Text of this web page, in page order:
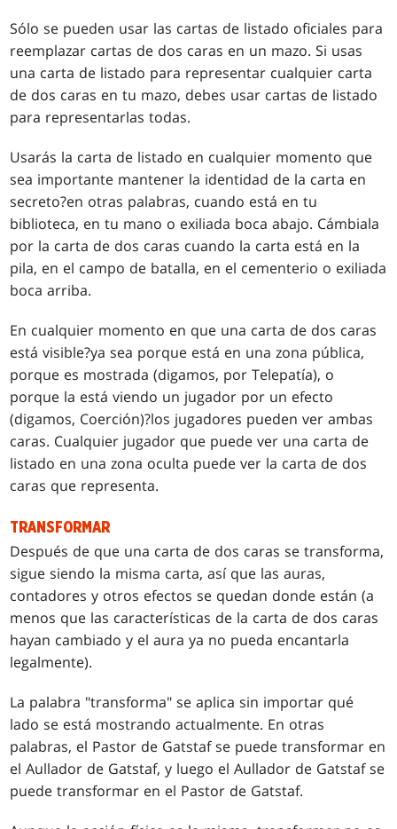
Sólo se pueden usar las cartas de listado oficiales para
reemplazar cartas de dos caras en un mazo. Si usas
una carta de listado para representar cualquier carta
de dos caras en tu mazo, debes usar cartas de listado
para representarlas todas.
Usarás la carta de listado en cualquier momento que
sea importante mantener la identidad de la carta en
secreto?en otras palabras, cuando está en tu
biblioteca, en tu mano o exiliada boca abajo. Cámbiala
por la carta de dos caras cuando la carta está en la
pila, en el campo de batalla, en el cementerio o exiliada
boca arriba.
En cualquier momento en que una carta de dos caras
está visible?ya sea porque está en una zona pública,
porque es mostrada (digamos, porTelepatía), o
porque la está viendo un jugador por un efecto
(digamos, Coerción)?los jugadores pueden ver ambas
caras. Cualquier jugador que puede ver una carta de
listado en una zona oculta puede ver la carta de dos
caras que representa.
TRANSFORMAR
Después de que una carta de dos caras se transforma,
sigue siendo la misma carta, así que las auras,
contadores y otros efectos se quedan donde están (a
menos que las características de la carta de dos caras
hayan cambiado y el aura ya no pueda encantarla
legalmente).
La palabra "transforma" se aplica sin importar qué
lado se está mostrando actualmente. En otras
palabras, el Pastor de Gatstaf se puede transformar en
el Aullador de Gatstaf, y luego el Aullador de Gatstaf se
puede transformar en el Pastor de Gatstaf.